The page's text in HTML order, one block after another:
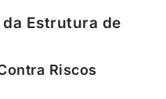
Estrutura de
Riscos